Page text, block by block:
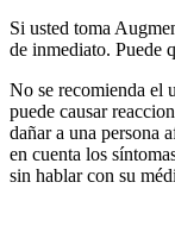
Si usted toma
de inmediato. Puede
No se recomienda el
puede causar
dañar a una persona
en cuenta los
sin hablar con su